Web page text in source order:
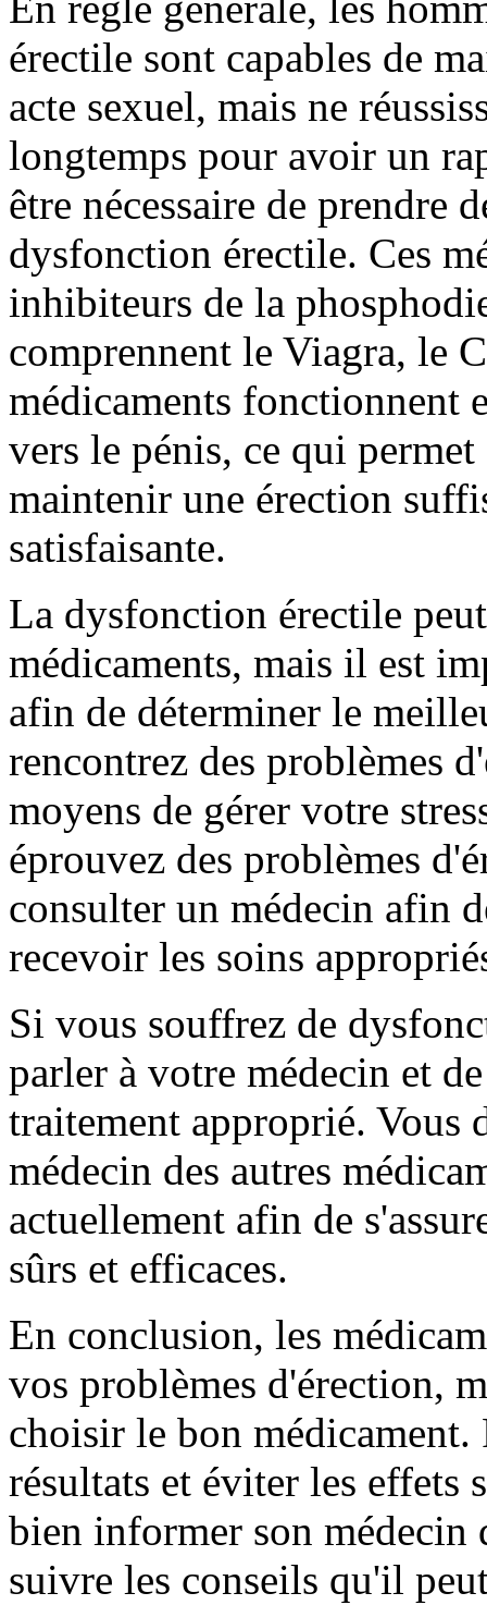
érectile sont capables de
acte sexuel, mais ne
longtemps pour avoir un
être nécessaire de prendre
dysfonction érectile. Ces
inhibiteurs de la
comprennent le Viagra, le
médicaments fonctionnent
vers le pénis, ce qui
maintenir une érection
satisfaisante.
La dysfonction érectile
médicaments, mais il est
afin de déterminer le
rencontrez des problèmes
moyens de gérer votre
éprouvez des problèmes
consulter un médecin afin
recevoir les soins
Si vous souffrez de
parler à votre médecin et
traitement approprié. Vous
médecin des autres
actuellement afin de
sûrs et efficaces.
En conclusion, les
vos problèmes d'érection,
choisir le bon
résultats et éviter les effets
bien informer son médecin
suivre les conseils qu'il